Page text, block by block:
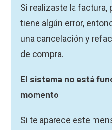
Si realizaste la factura,
tiene algún error,
una cancelación y
de compra.
El sistema no está
momento
Si te aparece este